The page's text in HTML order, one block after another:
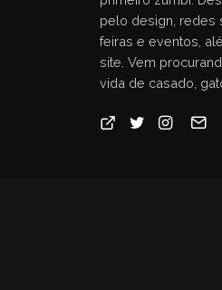
pelo design, redes
feiras e eventos,
site. Vem
vida de casado,